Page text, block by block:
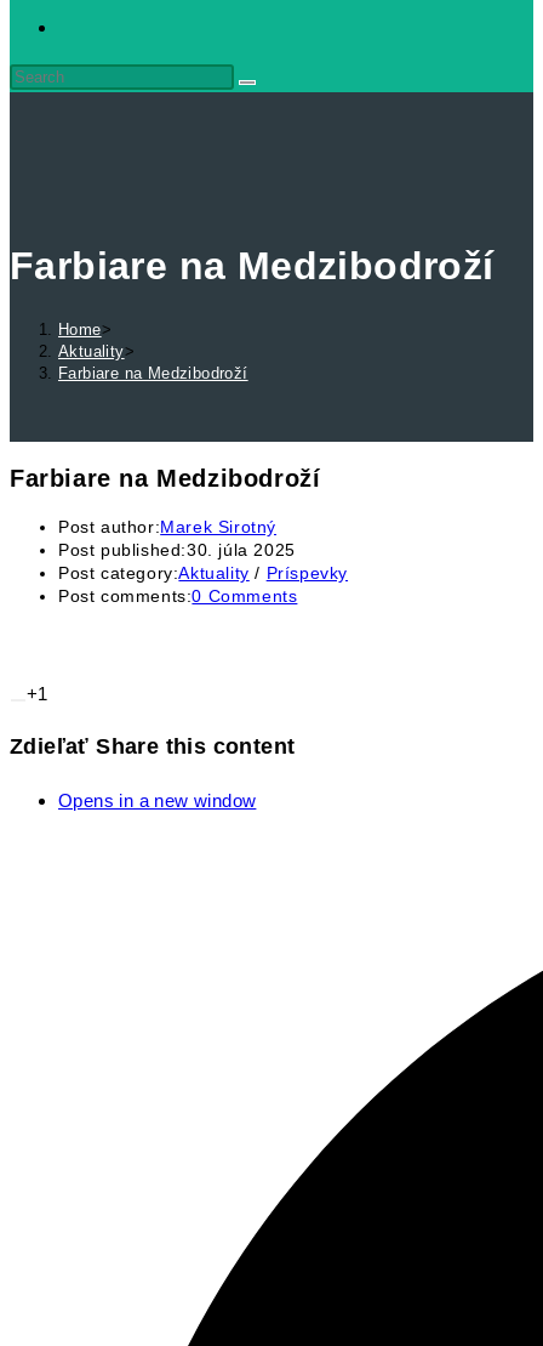
Farbiare na Medzibodroží
Home>
Aktuality>
Farbiare na Medzibodroží
Farbiare na Medzibodroží
Post author:Marek Sirotný
Post published:30. júla 2025
Post category:Aktuality / Príspevky
Post comments:0 Comments
+1
Zdieľať Share this content
Opens in a new window